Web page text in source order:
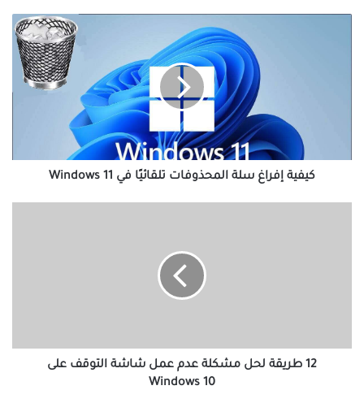
كيفية إفراغ سلة المحذوفات تلقائيًا في Windows 11
على
Windows
12 طريقة لحل مشكلة عدم عمل شاشة التوقف على
Windows 10